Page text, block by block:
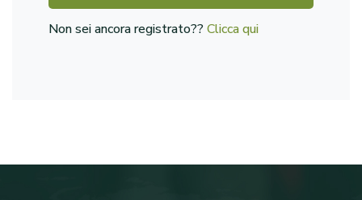
Non sei ancora registrato??Clicca qui